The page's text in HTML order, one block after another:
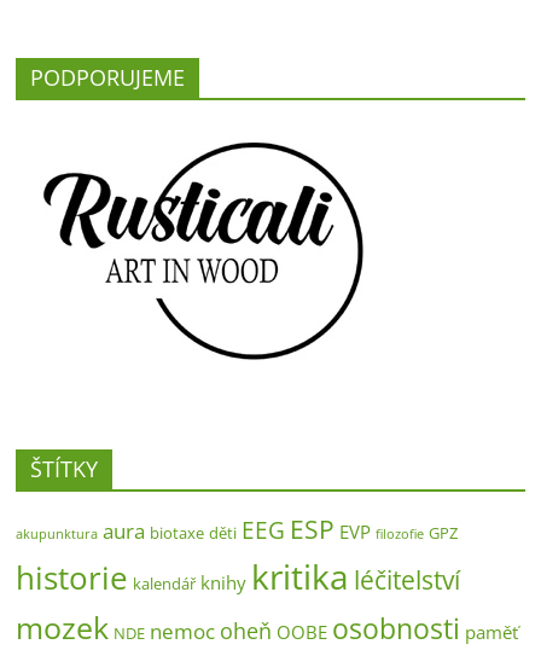
PODPORUJEME
ŠTÍTKY
akupunktura aura biotaxe děti EEG ESP EVP filozofie GPZ
historie kalendář knihy kritika léčitelství
mozek NDE nemoc oheň OOBE osobnosti paměť